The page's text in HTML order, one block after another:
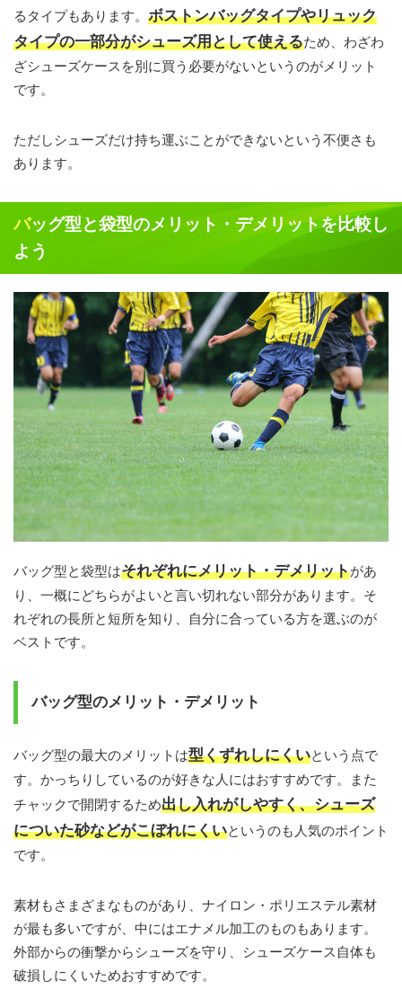
るタイプもあります。 ボストンバッグタイプやリュック
タイプの一部分がシューズ用として使えるため、わざわ
ざシューズケースを別に買う必要がないというのがメリット
です。
ただしシューズだけ持ち運ぶことができないという不便さも
あります。
バッグ型と袋型のメリット・デメリットを比較し
よう
バッグ型と袋型はそれぞれにメリット・デメリットがあ
り、一概にどちらがよいと言い切れない部分があります。そ
れぞれの長所と短所を知り、自分に合っている方を選ぶのが
ベストです。
バッグ型のメリット・デメリット
バッグ型の最大のメリットは型くずれしにくいという点で
す。かっちりしているのが好きな人にはおすすめです。また
チャックで開閉するため出し入れがしやすく、シューズ
についた砂などがこぼれにくいというのも人気のポイント
です。
素材もさまざまなものがあり、ナイロン・ポリエステル素材
が最も多いですが、中にはエナメル加工のものもあります。
外部からの衝撃からシューズを守り、シューズケース自体も
破損しにくいためおすすめです。